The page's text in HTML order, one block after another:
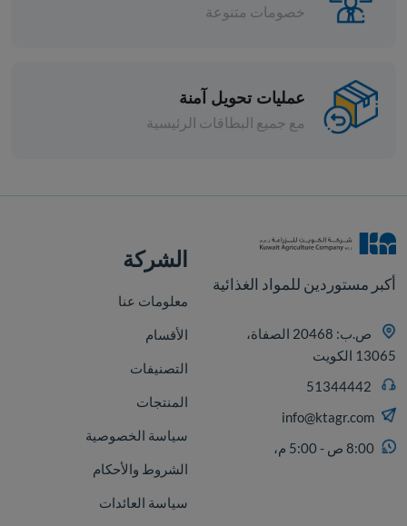
خصومات متنوعة
عمليات تحويل آمنة
مع جميع البطاقات الرئيسية
أكبر مستوردين للمواد الغذائية
ص.ب: 20468 الصفاة،
13065 الكويت
info@ktagr.com
8:00 ص - 5:00 م،
الشركة
معلومات عنا
الأقسام
التصنيفات
المنتجات
سياسة الخصوصية
الشروط والأحكام
سياسة العائدات